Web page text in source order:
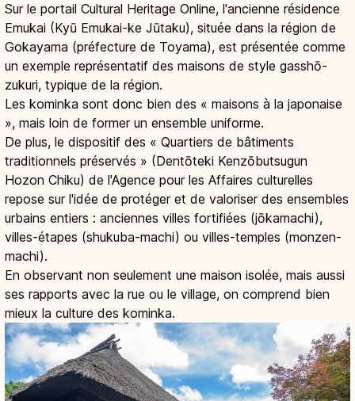
Sur le portail Cultural Heritage Online, l'ancienne résidence
Emukai (Kyū Emukai-ke Jūtaku), située dans la région de
Gokayama (préfecture de Toyama), est présentée comme
un exemple représentatif des maisons de style gasshō-
zukuri, typique de la région.
Les kominka sont donc bien des « maisons à la japonaise
», mais loin de former un ensemble uniforme.
De plus, le dispositif des « Quartiers de bâtiments
traditionnels préservés » (Dentōteki Kenzōbutsugun
Hozon Chiku) de l'Agence pour les Affaires culturelles
repose sur l'idée de protéger et de valoriser des ensembles
urbains entiers : anciennes villes fortifiées (jōkamachi),
villes-étapes (shukuba-machi) ou villes-temples (monzen-
machi).
En observant non seulement une maison isolée, mais aussi
ses rapports avec la rue ou le village, on comprend bien
mieux la culture des kominka.